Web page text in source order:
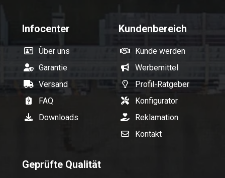
Infocenter
Über uns
Garantie
Versand
FAQ
Downloads
Kundenbereich
Kunde werden
Werbemittel
Profil-Ratgeber
Konfigurator
Reklamation
Kontakt
Geprüfte Qualität